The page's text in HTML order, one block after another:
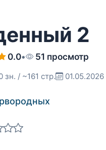
2
0.0• 51 просмотр
зн. / ~161 стр. 01.05.2026